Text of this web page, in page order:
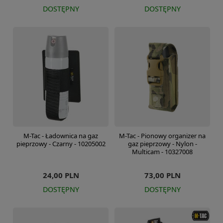
DOSTĘPNY DOSTĘPNY
M-Tac - Ładownica na gaz
pieprzowy - Czarny - 10205002
24,00 PLN
DOSTĘPNY
M-Tac - Pionowy organizer na
gaz pieprzowy - Nylon -
Multicam - 10327008
73,00 PLN
DOSTĘPNY